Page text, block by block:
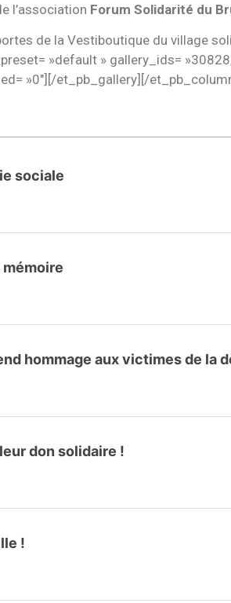
l’association Forum Solidarité du
de la Vestiboutique du village
»default » gallery_ids=
»0″][/et_pb_gallery][/
sociale
hommage aux victimes de la
don solidaire !
!